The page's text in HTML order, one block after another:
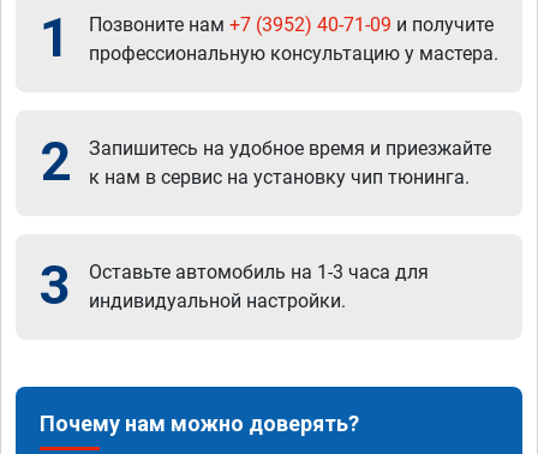
1 Позвоните нам +7 (3952) 40-71-09 и получите
профессиональную консультацию у мастера.
2
Запишитесь на удобное время и приезжайте
к нам в сервис на установку чип тюнинга.
3
Оставьте автомобиль на 1-3 часа для
индивидуальной настройки.
Почему нам можно доверять?